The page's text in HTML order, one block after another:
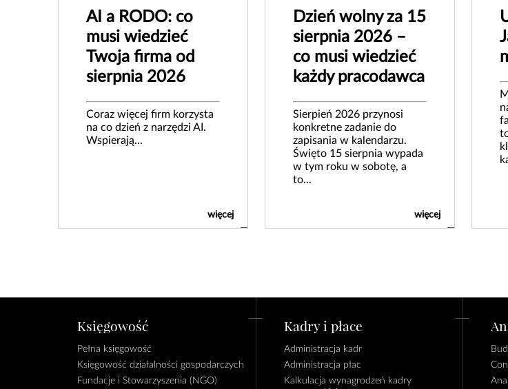
AI a RODO: co
musi wiedzieć
Twoja firma od
sierpnia 2026
Coraz więcej firm korzysta
na co dzień z narzędzi AI.
Wspierają...
więcej
Dzień wolny za 15
sierpnia 2026 –
co musi wiedzieć
każdy pracodawca
Sierpień 2026 przynosi
konkretne zadanie do
zapisania w kalendarzu.
Święto 15 sierpnia wypada
w tym roku w sobotę, a
to...
więcej
Księgowość
Pełna księgowość
Księgowość działalności gospodarczych
Fundacje i Stowarzyszenia (NGO)
Kadry i płace
Administracja kadr
Administracja płac
Kalkulacja wynagrodzeń kadry